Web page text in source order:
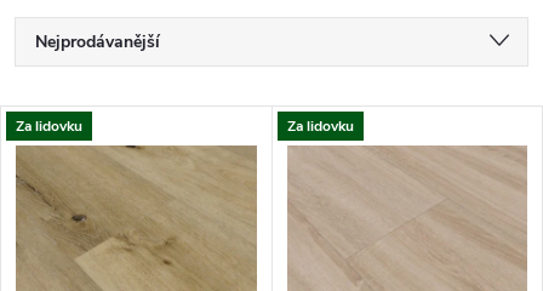
Řazení produktů
Nejprodávanější
Nejdražší
Abecedně
Výpis produktů
Za lidovku Za lidovku